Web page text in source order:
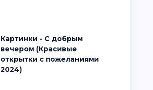
Картинки - С добрым
вечером (Красивые
открытки с пожеланиями
2024)